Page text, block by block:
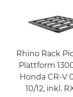
Rhino Rack
Plattform
Honda CR-V
10/12, inkl.